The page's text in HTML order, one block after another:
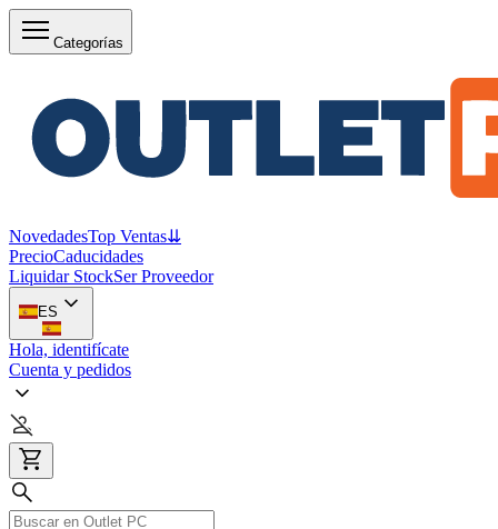
Categorías
NovedadesTop Ventas⇊
PrecioCaducidades
Liquidar StockSer Proveedor
ES
Hola, identifícate
Cuenta y pedidos